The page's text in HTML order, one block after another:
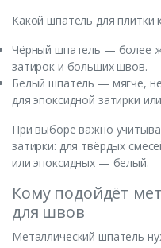
Какой шпатель для плитки
Чёрный шпатель — более
затирок и больших швов.
Белый шпатель — мягче,
для эпоксидной затирки
При выборе важно
затирки: для твёрдых
или эпоксидных — белый.
Кому подойдёт
для швов
Металлический шпатель